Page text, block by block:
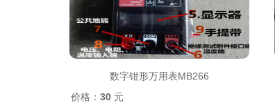
数字钳形万用表MB266
价格： 30 元